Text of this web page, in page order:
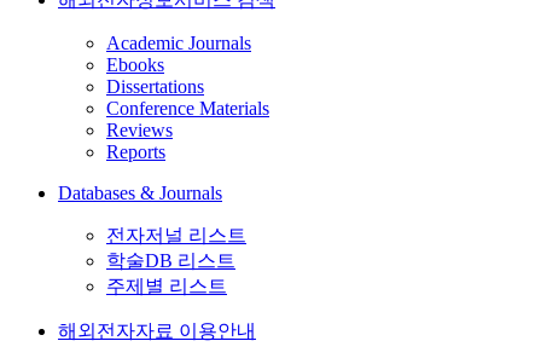
Academic Journals
Ebooks
Dissertations
Conference Materials
Reviews
Reports
Databases & Journals
전자저널 리스트
학술DB 리스트
주제별 리스트
해외전자자료 이용안내